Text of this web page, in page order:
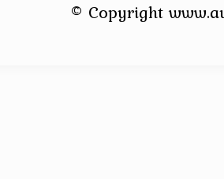
© Copyright